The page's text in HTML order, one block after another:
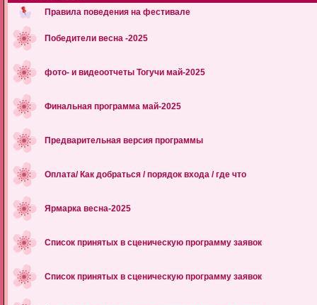
Правила поведения на фестивале
Победители весна -2025
фото‑ и видеоотчеты Тогучи май-2025
Финальная программа май-2025
Предварительная версия программы
Оплата/ Как добраться / порядок входа / где что
Ярмарка весна-2025
Список принятых в сценическую программу заявок
Список принятых в сценическую программу заявок